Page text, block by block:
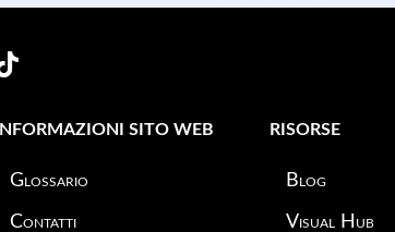
INFORMAZIONI SITO WEB
Glossario
Contatti
RISORSE
Blog
Visual Hub